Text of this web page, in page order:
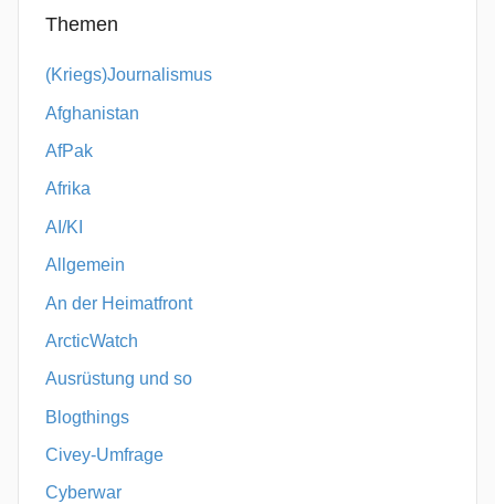
Themen
(Kriegs)Journalismus
Afghanistan
AfPak
Afrika
AI/KI
Allgemein
An der Heimatfront
ArcticWatch
Ausrüstung und so
Blogthings
Civey-Umfrage
Cyberwar